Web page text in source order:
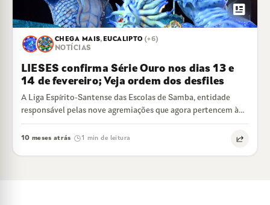
newsmode
CHEGA MAIS, EUCALIPTO (+6)
NOTÍCIAS
LIESES confirma Série Ouro nos dias 13 e
14 de fevereiro; Veja ordem dos desfiles
A Liga Espírito-Santense das Escolas de Samba, entidade
responsável pelas nove agremiações que agora pertencem à
Série Ouro do Carnaval de Vitória,…
10 meses atrás 1 min de leitura